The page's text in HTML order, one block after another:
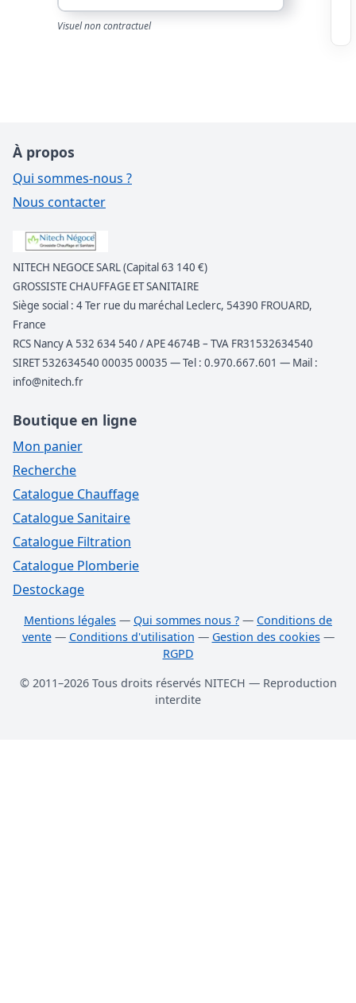
Visuel non contractuel
À propos
Qui sommes-nous ?
Nous contacter
NITECH NEGOCE SARL (Capital 63 140 €)
GROSSISTE CHAUFFAGE ET SANITAIRE
Siège social : 4 Ter rue du maréchal Leclerc, 54390 FROUARD,
France
RCS Nancy A 532 634 540 / APE 4674B – TVA FR31532634540
SIRET 532634540 00035 00035 — Tel : 0.970.667.601 — Mail :
info@nitech.fr
Boutique en ligne
Mon panier
Recherche
Catalogue Chauffage
Catalogue Sanitaire
Catalogue Filtration
Catalogue Plomberie
Destockage
Mentions légales — Qui sommes nous ? — Conditions de
vente— Conditions d'utilisation — Gestion des cookies—
RGPD
© 2011–2026 Tous droits réservés NITECH — Reproduction
interdite